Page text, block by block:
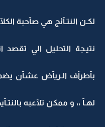
لكـن النتـآئج هي صآحبة
نتيـجة التحليل الي
بآطرآف الـريآض عشآن
لهـآ ،، و ممكن تلآعبه